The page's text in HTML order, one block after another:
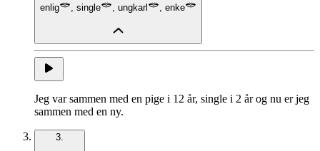
enlig single ungkarl enke
Jeg var sammen med en pige i 12 år, single i 2 år og nu er jeg
sammen med en ny.
3.